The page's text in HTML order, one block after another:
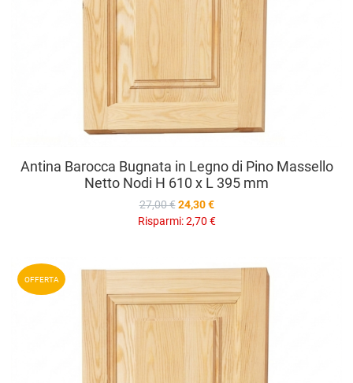
Antina Barocca Bugnata in Legno di Pino Massello
Netto Nodi H 610 x L 395 mm
27,00 € 24,30 €
Risparmi:2,70 €
OFFERTA